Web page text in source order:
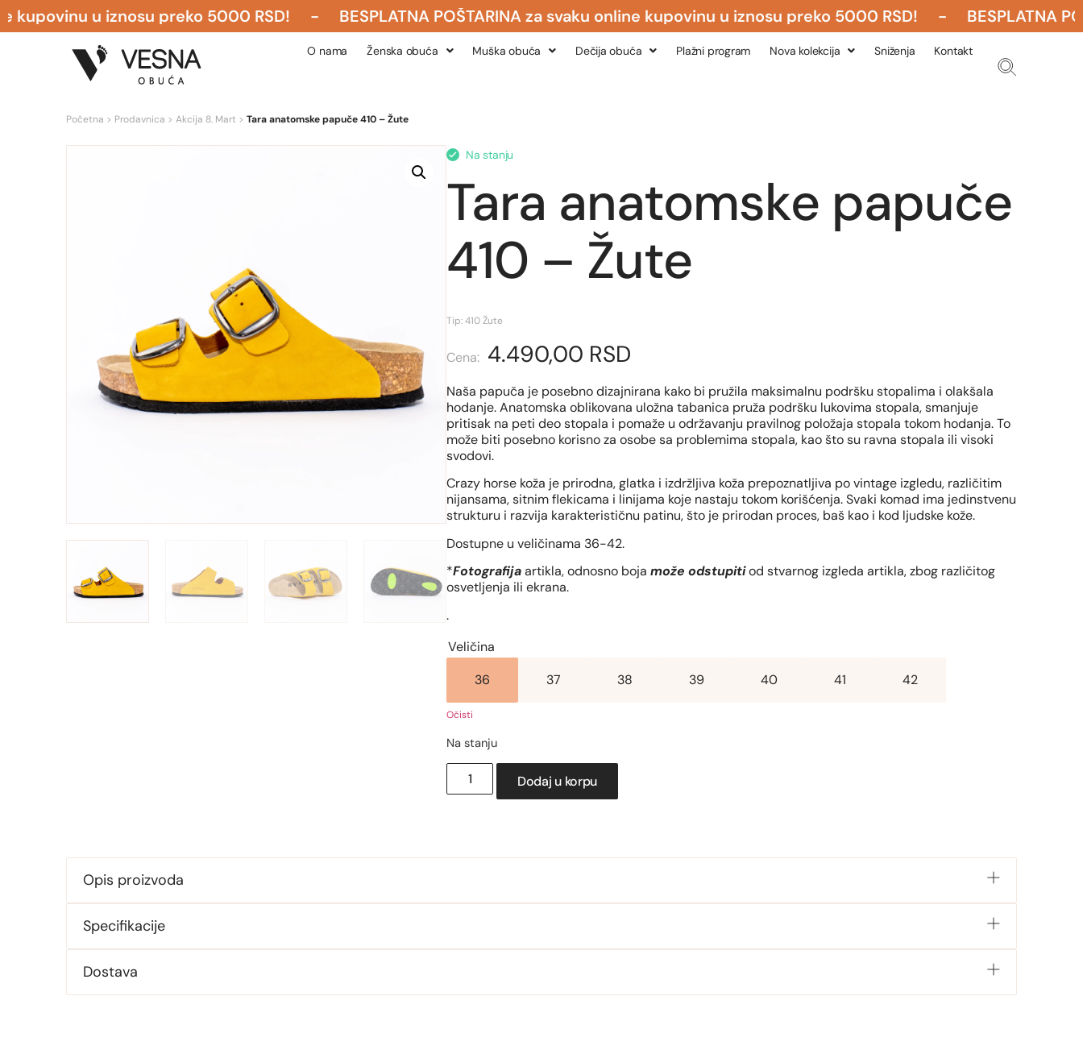
u iznosu preko 5000 RSD! - BESPLATNA POŠTARINA za svaku online kupovinu u iznosu preko 5000 RSD! - BESPLATNA
O nama Ženska obuća Muška obuća Dečija obuća Plažni program Nova kolekcija Sniženja Kontakt
Početna > Prodavnica > Akcija 8. Mart > Tara anatomske papuče 410 – Žute
Na stanju
Tara anatomske papuče
410 – Žute
Tip: 410 Žute
4.490,00 RSD
Naša papuča je posebno dizajnirana kako bi pružila maksimalnu podršku stopalima i olakšala
hodanje. Anatomska oblikovana uložna tabanica pruža podršku lukovima stopala, smanjuje
pritisak na peti deo stopala i pomaže u održavanju pravilnog položaja stopala tokom hodanja. To
može biti posebno korisno za osobe sa problemima stopala, kao što su ravna stopala ili visoki
svodovi.
Crazy horse koža je prirodna, glatka i izdržljiva koža prepoznatljiva po vintage izgledu, različitim
nijansama, sitnim flekicama i linijama koje nastaju tokom korišćenja. Svaki komad ima jedinstvenu
strukturu i razvija karakterističnu patinu, što je prirodan proces, baš kao i kod ljudske kože.
Dostupne u veličinama 36-42.
*Fotografijaartikla, odnosno boja može odstupitiod stvarnog izgleda artikla, zbog različitog
osvetljenja ili ekrana.
.
Veličina
36
37 38 39 40 41 42
Očisti
Na stanju
Dodaj u korpu
Opis proizvoda
Specifikacije
Dostava